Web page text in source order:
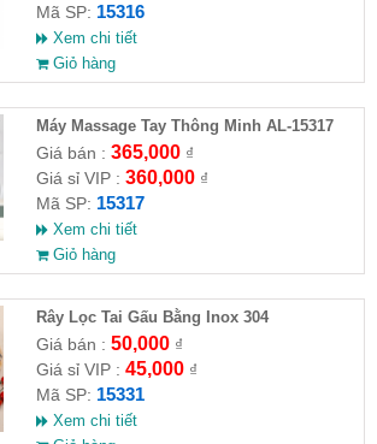
Mã SP: 15316
Xem chi tiết
Giỏ hàng
Máy Massage Tay Thông Minh AL-15317
Giá bán : 365,000₫
Giá sỉ VIP : 360,000₫
Mã SP: 15317
Xem chi tiết
Giỏ hàng
Rây Lọc Tai Gấu Bằng Inox 304
Giá bán : 50,000₫
Giá sỉ VIP : 45,000₫
Mã SP: 15331
Xem chi tiết